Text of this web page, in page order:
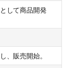
して商品開発
、販売開始。